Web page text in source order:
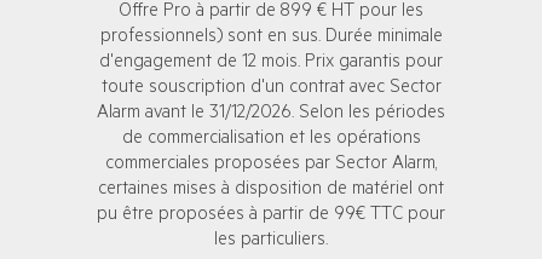
Offre Pro à partir de 899 € HT pour les
professionnels) sont en sus. Durée minimale
d'engagement de 12 mois. Prix garantis pour
toute souscription d'un contrat avec Sector
Alarm avant le 31/12/2026. Selon les périodes
de commercialisation et les opérations
commerciales proposées par Sector Alarm,
certaines mises à disposition de matériel ont
pu être proposées à partir de 99€ TTC pour
les particuliers.